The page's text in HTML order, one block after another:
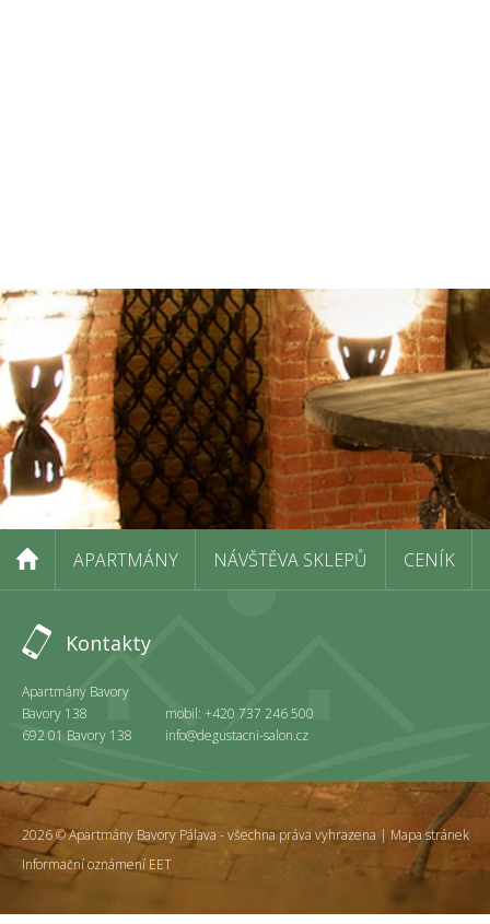
APARTMÁNY NÁVŠTĚVA SKLEPŮ CENÍK
Kontakty
Apartmány Bavory
Bavory 138
692 01 Bavory 138
mobil: +420 737 246 500
info@degustacni-salon.cz
2026 © Apartmány Bavory Pálava - všechna práva vyhrazena | Mapa stránek
Informační oznámení EET